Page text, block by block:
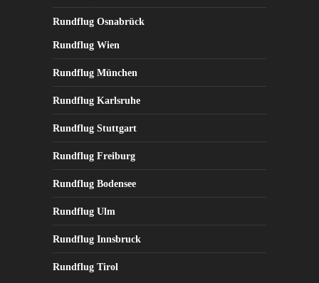
Rundflug Osnabrück
Rundflug Wien
Rundflug München
Rundflug Karlsruhe
Rundflug Stuttgart
Rundflug Freiburg
Rundflug Bodensee
Rundflug Ulm
Rundflug Innsbruck
Rundflug Tirol